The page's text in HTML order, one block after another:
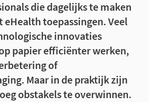
die dagelijks te maken
eHealth toepassingen. Veel
innovaties
papier efficiënter werken,
of
Maar in de praktijk zijn
obstakels te overwinnen.